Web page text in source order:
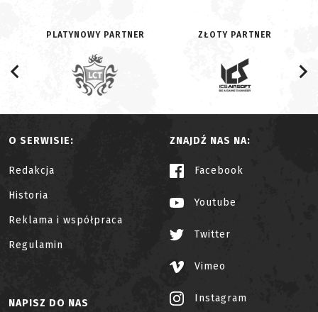
PLATYNOWY PARTNER ZŁOTY PARTNER
O SERWISIE:
Redakcja
Historia
Reklama i współpraca
Regulamin
ZNAJDŹ NAS NA:
Facebook
Youtube
Twitter
Vimeo
Instagram
NAPISZ DO NAS